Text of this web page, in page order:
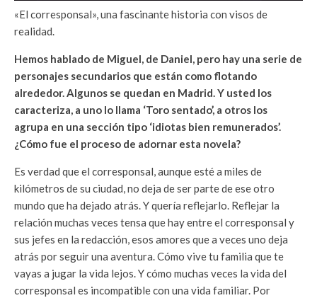
«El corresponsal», una fascinante historia con visos de
realidad.
Hemos hablado de Miguel, de Daniel, pero hay una serie de
personajes secundarios que están como flotando
alrededor. Algunos se quedan en Madrid. Y usted los
caracteriza, a uno lo llama ‘Toro sentado’, a otros los
agrupa en una sección tipo ‘idiotas bien remunerados’.
¿Cómo fue el proceso de adornar esta novela?
Es verdad que el corresponsal, aunque esté a miles de
kilómetros de su ciudad, no deja de ser parte de ese otro
mundo que ha dejado atrás. Y quería reflejarlo. Reflejar la
relación muchas veces tensa que hay entre el corresponsal y
sus jefes en la redacción, esos amores que a veces uno deja
atrás por seguir una aventura. Cómo vive tu familia que te
vayas a jugar la vida lejos. Y cómo muchas veces la vida del
corresponsal es incompatible con una vida familiar. Por